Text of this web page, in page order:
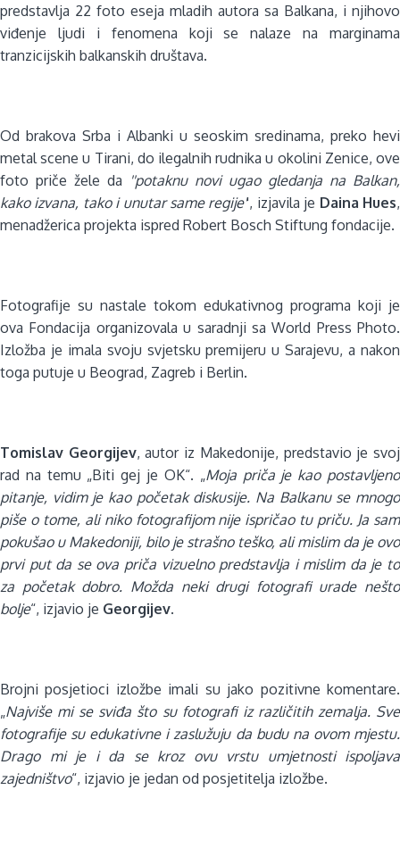
predstavlja 22 foto eseja mladih autora sa Balkana, i njihovo
viđenje ljudi i fenomena koji se nalaze na marginama
tranzicijskih balkanskih društava.
Od brakova Srba i Albanki u seoskim sredinama, preko hevi
metal scene u Tirani, do ilegalnih rudnika u okolini Zenice, ove
foto priče žele da ''potaknu novi ugao gledanja na Balkan,
kako izvana, tako i unutar same regije'', izjavila je Daina Hues,
menadžerica projekta ispred Robert Bosch Stiftung fondacije.
Fotografije su nastale tokom edukativnog programa koji je
ova Fondacija organizovala u saradnji sa World Press Photo.
Izložba je imala svoju svjetsku premijeru u Sarajevu, a nakon
toga putuje u Beograd, Zagreb i Berlin.
Tomislav Georgijev, autor iz Makedonije, predstavio je svoj
rad na temu „Biti gej je OK“. „Moja priča je kao postavljeno
pitanje, vidim je kao početak diskusije. Na Balkanu se mnogo
piše o tome, ali niko fotografijom nije ispričao tu priču. Ja sam
pokušao u Makedoniji, bilo je strašno teško, ali mislim da je ovo
prvi put da se ova priča vizuelno predstavlja i mislim da je to
za početak dobro. Možda neki drugi fotografi urade nešto
bolje“, izjavio je Georgijev.
Brojni posjetioci izložbe imali su jako pozitivne komentare.
„Najviše mi se sviđa što su fotografi iz različitih zemalja. Sve
fotografije su edukativne i zaslužuju da budu na ovom mjestu.
Drago mi je i da se kroz ovu vrstu umjetnosti ispoljava
zajedništvo“, izjavio je jedan od posjetitelja izložbe.